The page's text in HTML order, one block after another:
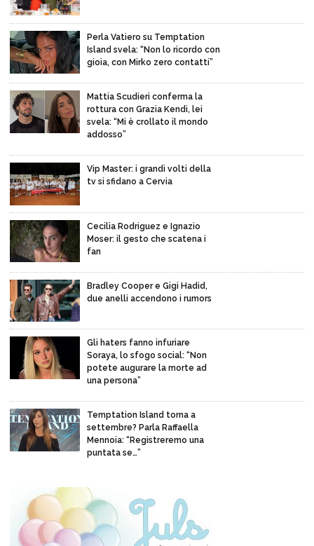
Perla Vatiero su Temptation
Island svela: “Non lo ricordo con
gioia, con Mirko zero contatti”
Mattia Scudieri conferma la
rottura con Grazia Kendi, lei
svela: “Mi è crollato il mondo
addosso”
Vip Master: i grandi volti della
tv si sfidano a Cervia
Cecilia Rodriguez e Ignazio
Moser: il gesto che scatena i
fan
Bradley Cooper e Gigi Hadid,
due anelli accendono i rumors
Gli haters fanno infuriare
Soraya, lo sfogo social: “Non
potete augurare la morte ad
una persona”
Temptation Island torna a
settembre? Parla Raffaella
Mennoia: “Registreremo una
puntata se…”